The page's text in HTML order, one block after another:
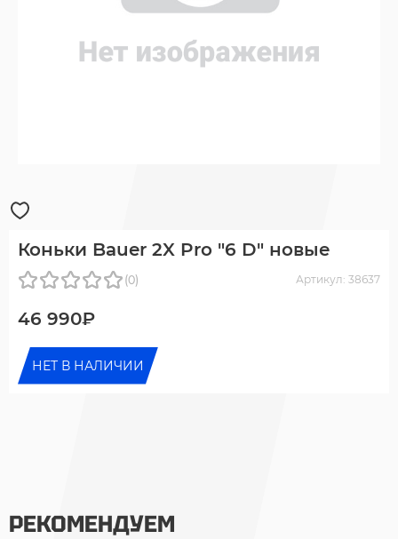
Коньки Bauer 2X Pro "6 D" новые
(0) Артикул: 38637
46 990₽
НЕТ В НАЛИЧИИ
РЕКОМЕНДУЕМ